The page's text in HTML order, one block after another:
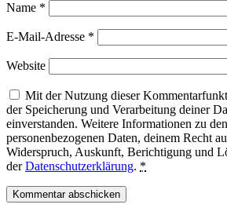
Name *
E-Mail-Adresse *
Website
Mit der Nutzung dieser
der Speicherung und Verarbeitung deiner
einverstanden. Weitere Informationen zu
personenbezogenen Daten, deinem Recht
Widerspruch, Auskunft, Berichtigung und
derDatenschutzerklärung. *